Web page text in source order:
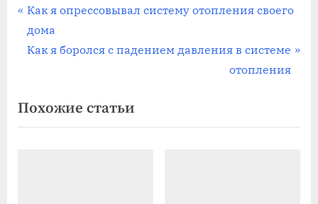
Навигация
по
П
р
е
д
у
Как я опрессовывал систему отопления своего
дома
С
д
у
Как я боролся с падением давления в системе
отопления
Похожие статьи